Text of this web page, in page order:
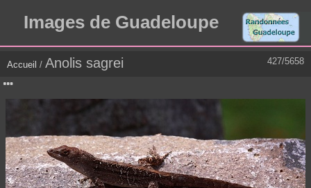
Images de Guadeloupe
427/5658
Accueil / Anolis sagrei